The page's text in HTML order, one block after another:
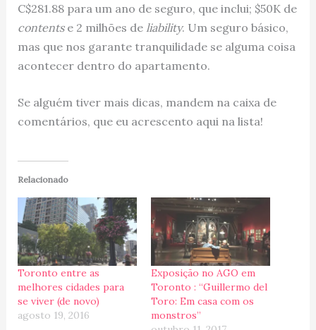
C$281.88 para um ano de seguro, que inclui; $50K de
contentse 2 milhões de liability. Um seguro básico,
mas que nos garante tranquilidade se alguma coisa
acontecer dentro do apartamento.
Se alguém tiver mais dicas, mandem na caixa de
comentários, que eu acrescento aqui na lista!
Relacionado
Toronto entre as
melhores cidades para
se viver (de novo)
agosto 19, 2016
Exposição no AGO em
Toronto : “Guillermo del
Toro: Em casa com os
monstros”